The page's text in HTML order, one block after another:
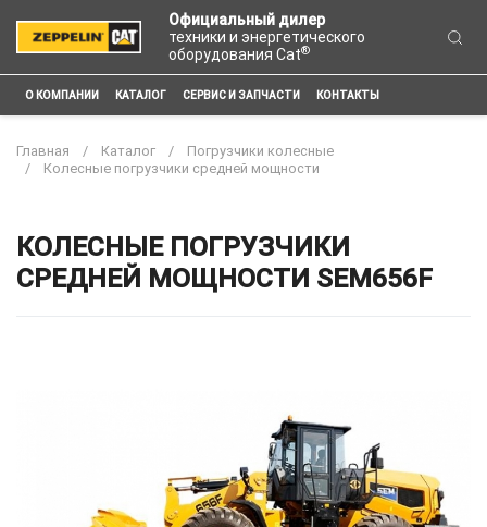
Официальный дилер
техники и энергетического
оборудования Cat®
О КОМПАНИИ КАТАЛОГ СЕРВИС И ЗАПЧАСТИ КОНТАКТЫ
Главная Каталог
Погрузчики колесные
Колесные погрузчики средней мощности
КОЛЕСНЫЕ ПОГРУЗЧИКИ
СРЕДНЕЙ МОЩНОСТИ SEM656F